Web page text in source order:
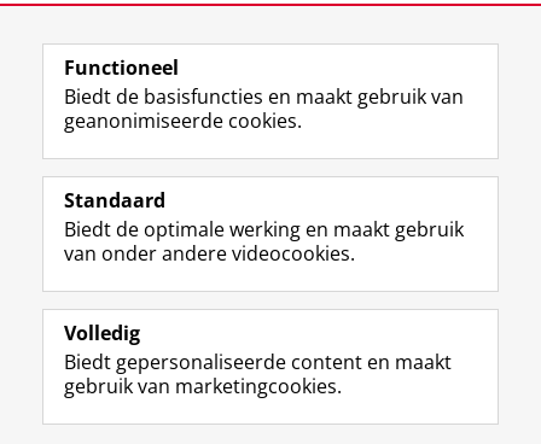
Volg de RUG
F
a
e
b
o
p
a
i
L
i
k
e
I
-
p
g
R
S
-
f
e
R
k
I
n
t
r
m
c
Y
o
T
e
k
a
Studiekiezers
Alumni
Over ons
Functioneel
Biedt de basisfuncties en maakt gebruik van
geanonimiseerde cookies.
Standaard
Biedt de optimale werking en maakt gebruik
van onder andere videocookies.
Volledig
Biedt gepersonaliseerde content en maakt
gebruik van marketingcookies.